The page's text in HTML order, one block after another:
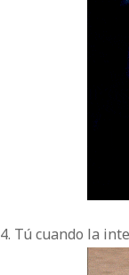
4. Tú cuando la